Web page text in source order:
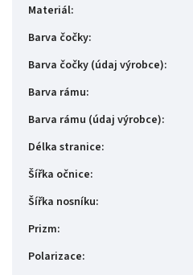
Materiál:
Barva čočky:
Barva čočky (údaj výrobce):
Barva rámu:
Barva rámu (údaj výrobce):
Délka stranice:
Šířka očnice:
Šířka nosníku:
Prizm:
Polarizace: